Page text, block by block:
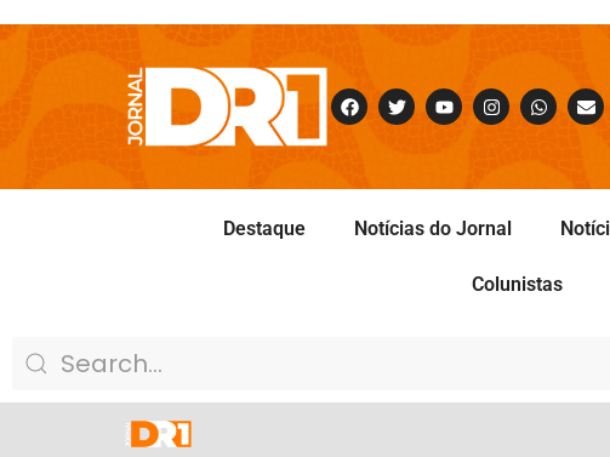
Destaque Notícias do Jornal
Colunistas